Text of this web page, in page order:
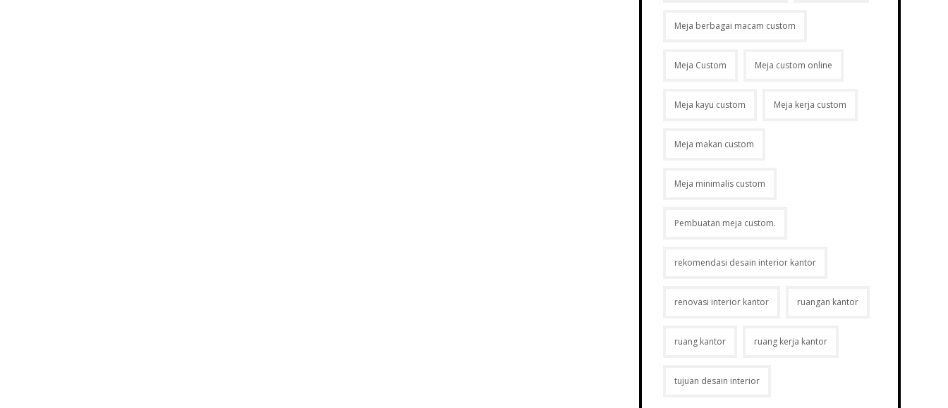
Meja berbagai macam custom
Meja Custom Meja custom online
Meja kayu custom Meja kerja custom
Meja makan custom
Meja minimalis custom
Pembuatan meja custom.
rekomendasi desain interior kantor
renovasi interior kantor ruangan kantor
ruang kantor ruang kerja kantor
tujuan desain interior
Layanan Konsumen
FAQ
Konsultasi